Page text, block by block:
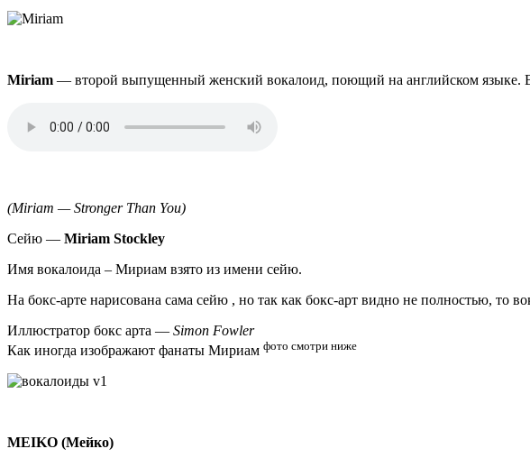
Miriam — второй выпущенный женский вокалоид, поющий на английском языке.
файл
(Miriam — Stronger Than You)
Сейю — Miriam Stockley
Имя вокалоида – Мириам взято из имени сейю.
На бокс-арте нарисована сама сейю , но так как бокс-арт видно не полностью, то
Иллюстратор бокс арта — Simon Fowler
Как иногда изображают фанаты Мириам фото смотри ниже
MEIKO (Мейко)